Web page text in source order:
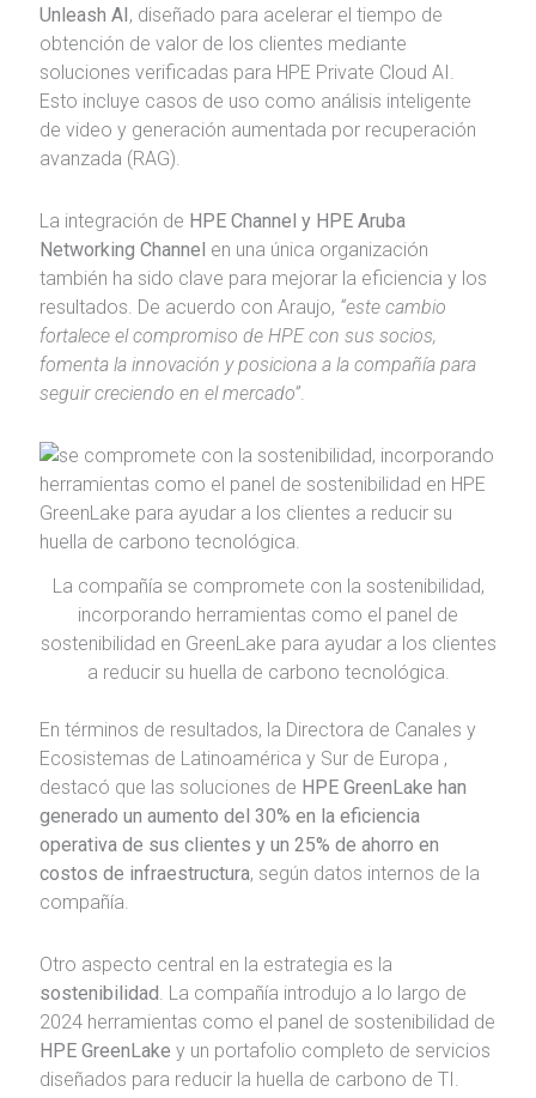
Unleash AI, diseñado para acelerar el tiempo de
obtención de valor de los clientes mediante
soluciones verificadas para HPE Private Cloud AI.
Esto incluye casos de uso como análisis inteligente
de video y generación aumentada por recuperación
avanzada (RAG).
La integración de HPE Channel y HPE Aruba
Networking Channel en una única organización
también ha sido clave para mejorar la eficiencia y los
resultados. De acuerdo con Araujo, “este cambio
fortalece el compromiso de HPE con sus socios,
fomenta la innovación y posiciona a la compañía para
seguir creciendo en el mercado”.
La compañía se compromete con la sostenibilidad,
incorporando herramientas como el panel de
sostenibilidad en GreenLake para ayudar a los clientes
a reducir su huella de carbono tecnológica.
En términos de resultados, la Directora de Canales y
Ecosistemas de Latinoamérica y Sur de Europa ,
destacó que las soluciones de HPE GreenLake han
generado un aumento del 30% en la eficiencia
operativa de sus clientes y un 25% de ahorro en
costos de infraestructura, según datos internos de la
compañía.
Otro aspecto central en la estrategia es la
sostenibilidad. La compañía introdujo a lo largo de
2024 herramientas como el panel de sostenibilidad de
HPE GreenLake y un portafolio completo de servicios
diseñados para reducir la huella de carbono de TI.